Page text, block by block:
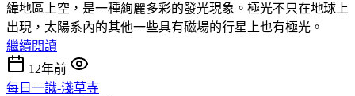
緯地區上空，是一種絢麗多彩的發光現象。極光不只在地球上
出現，太陽系內的其他一些具有磁場的行星上也有極光。
繼續閱讀
12年前
每日一識-淺草寺